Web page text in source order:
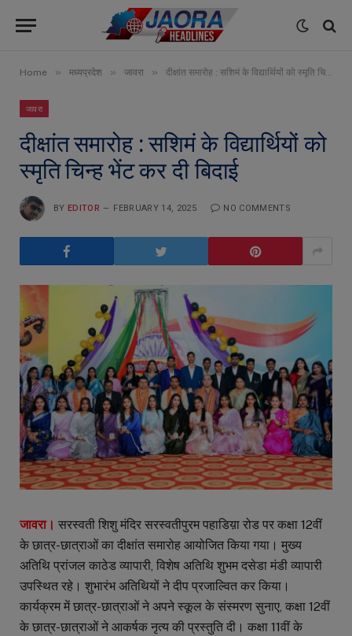
Home » मध्यप्रदेश » जावरा » दीक्षांत समारोह : सशिमं के विद्यार्थियों को स्मृति चिन्ह भेंट कर दी बिदाई
जावरा
दीक्षांत समारोह : सशिमं के विद्यार्थियों को
स्मृति चिन्ह भेंट कर दी बिदाई
BY EDITOR FEBRUARY 14, 2025 NO COMMENTS
जावरा। सरस्वती शिशु मंदिर सरस्वतीपुरम पहाडिय़ा रोड पर कक्षा 12वीं
के छात्र-छात्राओं का दीक्षांत समारोह आयोजित किया गया। मुख्य
अतिथि प्रांजल काठेड व्यापारी, विशेष अतिथि शुभम दसेडा मंडी व्यापारी
उपस्थित रहे। शुभारंभ अतिथियों ने दीप प्रजाल्वित कर किया।
कार्यक्रम में छात्र-छात्राओं ने अपने स्कूल के संस्मरण सुनाए, कक्षा 12वीं
के छात्र-छात्राओं ने आकर्षक नृत्य की प्रस्तुति दी। कक्षा 11वीं के